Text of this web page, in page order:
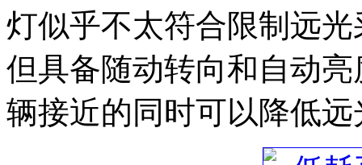
灯似乎不太符合限制远
但具备随动转向和自动
辆接近的同时可以降低